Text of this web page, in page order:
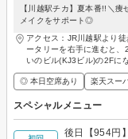
【川越駅チカ】夏本番!!＼
メイクをサポート◎
アクセス：JR川越駅より
ータリーを右手に進むと
いのビル(KJ3ビル)の2Fに
◎ 本日空席あり 楽天スー
スペシャルメニュー
後日【954円